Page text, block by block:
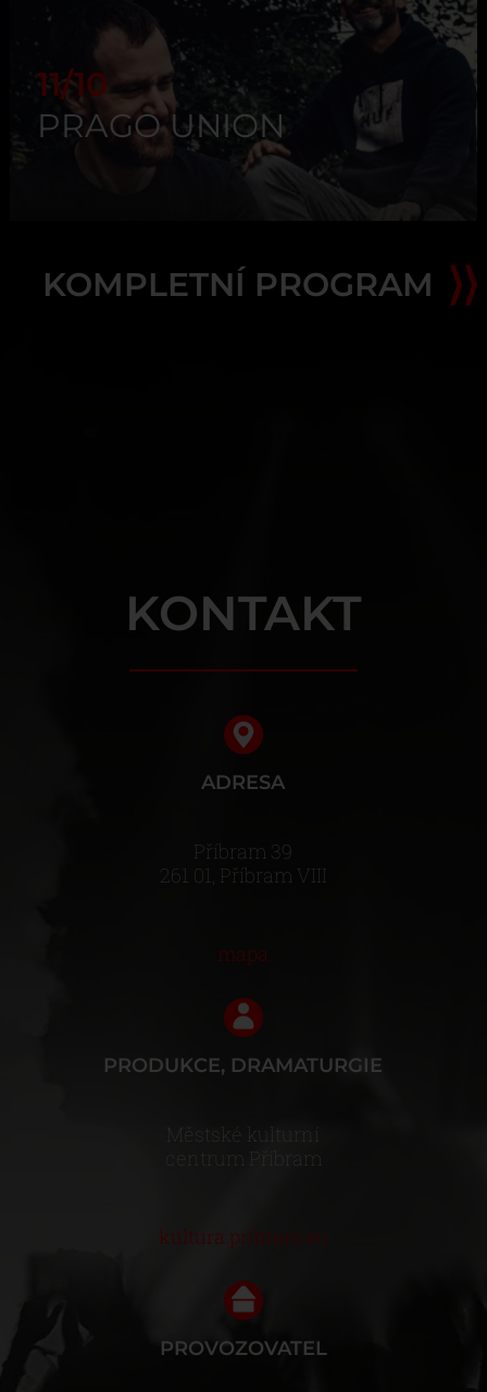
11/10
PRAGO UNION
KOMPLETNÍ PROGRAM
KONTAKT
ADRESA
Příbram 39
261 01, Příbram VIII
mapa
PRODUKCE, DRAMATURGIE
Městské kulturní
centrum Příbram
kultura.pribram.eu
PROVOZOVATEL